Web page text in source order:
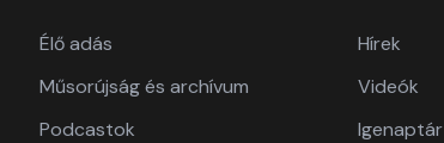
Élő adás
Műsorújság és archívum
Podcastok
Hírek
Videók
Igenaptár